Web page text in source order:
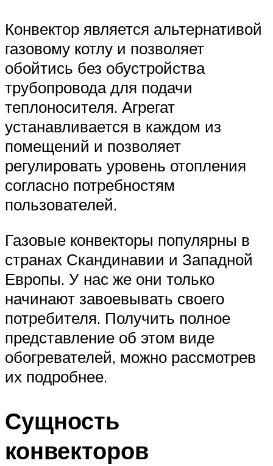
Конвектор является альтернативой
газовому котлу и позволяет
обойтись без обустройства
трубопровода для подачи
теплоносителя. Агрегат
устанавливается в каждом из
помещений и позволяет
регулировать уровень отопления
согласно потребностям
пользователей.
Газовые конвекторы популярны в
странах Скандинавии и Западной
Европы. У нас же они только
начинают завоевывать своего
потребителя. Получить полное
представление об этом виде
обогревателей, можно рассмотрев
их подробнее.
Сущность
конвекторов